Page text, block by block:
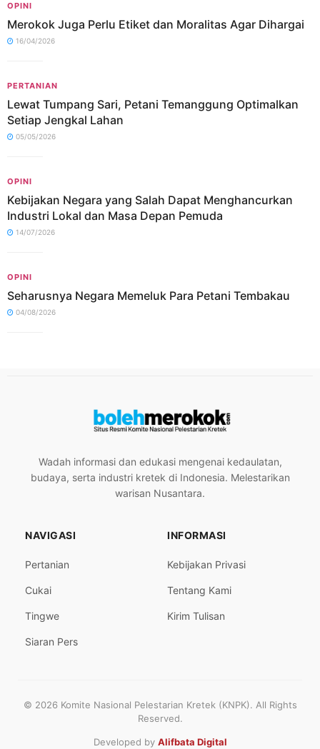
OPINI
Merokok Juga Perlu Etiket dan Moralitas Agar Dihargai
16/04/2026
PERTANIAN
Lewat Tumpang Sari, Petani Temanggung Optimalkan
Setiap Jengkal Lahan
05/05/2026
OPINI
Kebijakan Negara yang Salah Dapat Menghancurkan
Industri Lokal dan Masa Depan Pemuda
14/07/2026
OPINI
Seharusnya Negara Memeluk Para Petani Tembakau
04/08/2026
Wadah informasi dan edukasi mengenai kedaulatan,
budaya, serta industri kretek di Indonesia. Melestarikan
warisan Nusantara.
NAVIGASI
Pertanian
Cukai
Tingwe
Siaran Pers
INFORMASI
Kebijakan Privasi
Tentang Kami
Kirim Tulisan
© 2026 Komite Nasional Pelestarian Kretek (KNPK). All Rights
Reserved.
Developed by Alifbata Digital